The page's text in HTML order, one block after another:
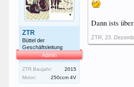
ZTR
Büttel der
Geschäftsleitung
Admin
ZTR Baujahr:
2015
Motor:
250ccm 4V
Dann ists
ZTR 23.